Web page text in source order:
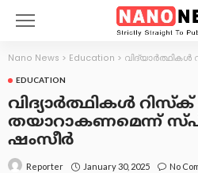
Nano News > Education > വിദ്യാര്‍ത്ഥികള്‍ റിസ്‌ക്
EDUCATION
വിദ്യാര്‍ത്ഥികള്‍
തയാറാകണമെന്ന്
ഷംസീര്‍
Reporter January 30, 2025 No